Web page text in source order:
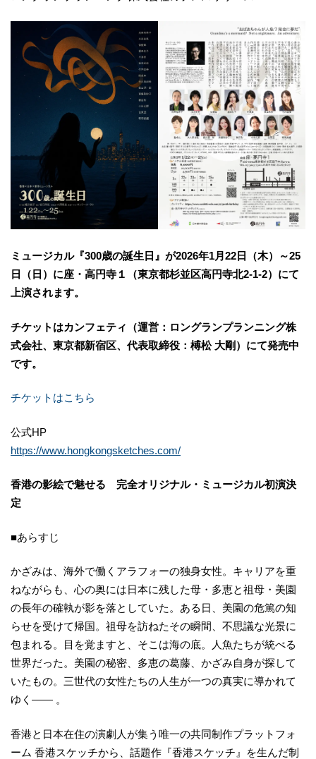
ミュージカル『300歳の誕生日』が2026年1月22日（木）～25
日（日）に座・高円寺１（東京都杉並区高円寺北2-1-2）にて
上演されます。
チケットはカンフェティ（運営：ロングランプランニング株
式会社、東京都新宿区、代表取締役：榑松 大剛）にて発売中
です。
チケットはこちら
公式HP
https://www.hongkongsketches.com/
香港の影絵で魅せる 完全オリジナル・ミュージカル初演決
定
■あらすじ
かざみは、海外で働くアラフォーの独身女性。キャリアを重
ねながらも、心の奥には日本に残した母・多恵と祖母・美園
の長年の確執が影を落としていた。ある日、美園の危篤の知
らせを受けて帰国。祖母を訪ねたその瞬間、不思議な光景に
包まれる。目を覚ますと、そこは海の底。人魚たちが統べる
世界だった。美園の秘密、多恵の葛藤、かざみ自身が探して
いたもの。三世代の女性たちの人生が一つの真実に導かれて
ゆく―― 。
香港と日本在住の演劇人が集う唯一の共同制作プラットフォ
ーム 香港スケッチから、話題作『香港スケッチ』を生んだ制